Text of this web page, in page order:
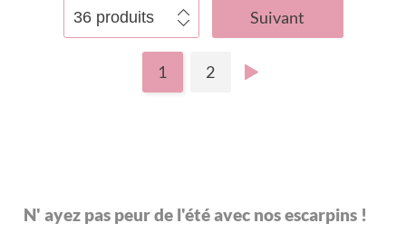
Suivant
1 2
N' ayez pas peur de l'été avec nos escarpins !